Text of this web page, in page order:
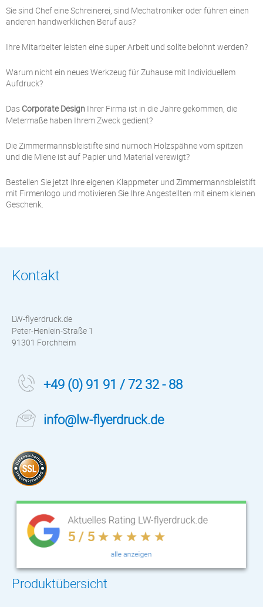
Sie sind Chef eine Schreinerei, sind Mechatroniker oder führen einen
anderen handwerklichen Beruf aus?
Ihre Mitarbeiter leisten eine super Arbeit und sollte belohnt werden?
Warum nicht ein neues Werkzeug für Zuhause mit Individuellem
Aufdruck?
Das Corporate Design Ihrer Firma ist in die Jahre gekommen, die
Metermaße haben Ihrem Zweck gedient?
Die Zimmermannsbleistifte sind nurnoch Holzspähne vom spitzen
und die Miene ist auf Papier und Material verewigt?
Bestellen Sie jetzt Ihre eigenen Klappmeter und Zimmermannsbleistift
mit Firmenlogo und motivieren Sie Ihre Angestellten mit einem kleinen
Geschenk.
Kontakt
LW-flyerdruck.de
Peter-Henlein-Straße 1
91301 Forchheim
+49 (0) 91 91 / 72 32 - 88
info@lw-flyerdruck.de
Produktübersicht